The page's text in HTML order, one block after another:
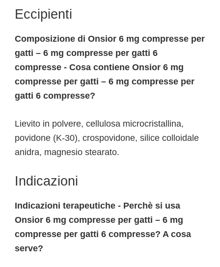
Eccipienti
Composizione di Onsior 6 mg compresse per
gatti – 6 mg compresse per gatti 6
compresse - Cosa contiene Onsior 6 mg
compresse per gatti – 6 mg compresse per
gatti 6 compresse?
Lievito in polvere, cellulosa microcristallina,
povidone (K-30), crospovidone, silice colloidale
anidra, magnesio stearato.
Indicazioni
Indicazioni terapeutiche - Perchè si usa
Onsior 6 mg compresse per gatti – 6 mg
compresse per gatti 6 compresse? A cosa
serve?